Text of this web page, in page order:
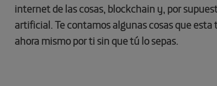
internet de las cosas, blockchain y, por
artificial. Te contamos algunas cosas que
ahora mismo por ti sin que tú lo sepas.